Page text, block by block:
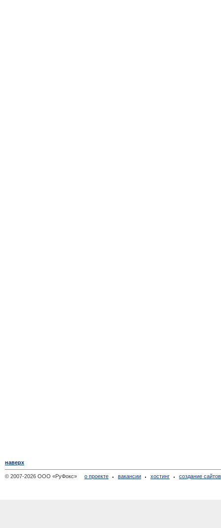
наверх
© 2007-2026 ООО «РуФокс» о проекте вакансии хостинг создание сайтов